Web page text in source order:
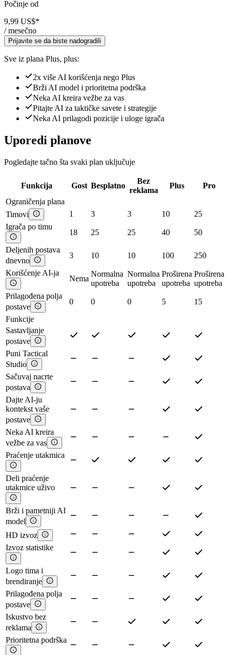
Počinje od
9,99 US$*
/ mesečno
Prijavite se da biste nadogradili
Sve iz plana Plus, plus:
2x više AI korišćenja nego Plus
Brži AI model i prioritetna podrška
Neka AI kreira vežbe za vas
Pitajte AI za taktičke savete i strategije
Neka AI prilagodi pozicije i uloge igrača
Uporedi planove
Pogledajte tačno šta svaki plan uključuje
Funkcija Gost Besplatno
Bez
reklama
Plus
Pro
Ograničenja plana
Timovi
1 3 3 10
25
Igrača po timu
18 25 25 40
50
Deljenih postava
dnevno
3 10 10 100
250
Korišćenje AI-ja
Nema
Normalna
upotreba
Normalna
upotreba
Proširena
upotreba
Proširena
upotreba
Prilagođena polja
postave
0 0 0 5
15
Funkcije
Sastavljanje
postave
Puni Tactical
Studio
Sačuvaj nacrte
postava
Dajte AI-ju
kontekst vaše
postave
Neka AI kreira
vežbe za vas
Praćenje utakmica
Deli praćenje
utakmice uživo
Brži i pametniji AI
model
HD izvoz
Izvoz statistike
Logo tima i
brendiranje
Prilagođena polja
postave
Iskustvo bez
reklama
Prioritetna podrška